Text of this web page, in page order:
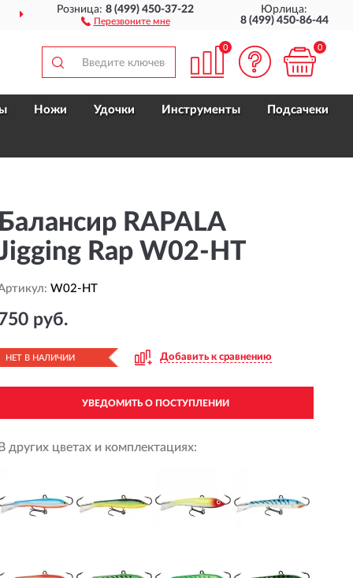
ДО 6 МЕС.ГАРАНТИЯ
Розница:8 (499) 450-37-22
Перезвоните мне
Юрлица:
8 (499) 450-86-44
0 0
Ножи Удочки Инструменты Подсачеки
Балансир RAPALA
Rap W02-HT
W02-HT
руб.
НЕТ В НАЛИЧИИ Добавить к сравнению
УВЕДОМИТЬ О ПОСТУПЛЕНИИ
В других цветах и комплектациях: